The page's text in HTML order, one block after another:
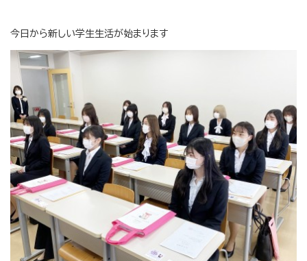
今日から新しい学生生活が始まります